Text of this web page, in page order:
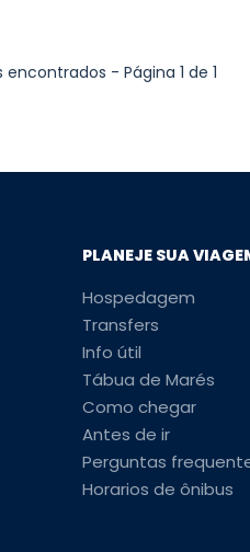
- Página 1 de 1
PLANEJE SUA
Hospedagem
Transfers
Info útil
Tábua de Marés
Como chegar
Antes de ir
Perguntas
Horarios de ônibus